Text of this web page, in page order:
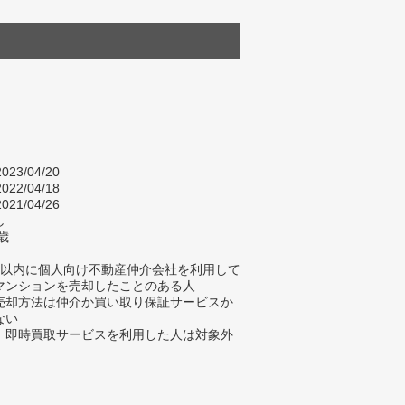
04/20
04/18
04/26
内に個人向け不動産仲介会社を利用して
ンションを売却したことのある人
却方法は仲介か買い取り保証サービスか
い
即時買取サービスを利用した人は対象外